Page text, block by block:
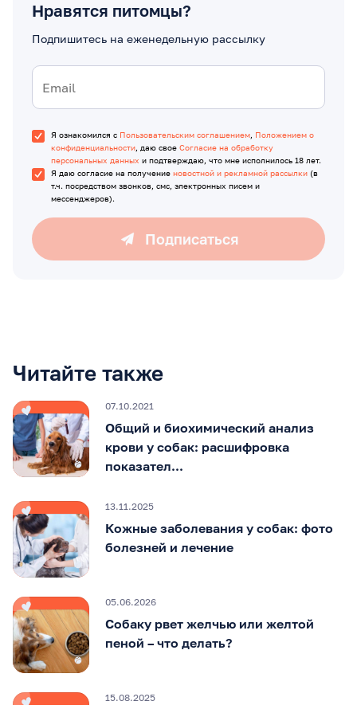
Нравятся питомцы?
Подпишитесь на еженедельную рассылку
Я ознакомился с Пользовательским соглашением, Положением о
конфиденциальности, даю свое Согласие на обработку
персональных данных и подтверждаю, что мне исполнилось 18 лет.
Я даю согласие на получение новостной и рекламной рассылки (в
т.ч. посредством звонков, смс, электронных писем и
мессенджеров).
Подписаться
Читайте также
07.10.2021
Общий и биохимический анализ
крови у собак: расшифровка
показател...
13.11.2025
Кожные заболевания у собак: фото
болезней и лечение
05.06.2026
Собаку рвет желчью или желтой
пеной – что делать?
15.08.2025